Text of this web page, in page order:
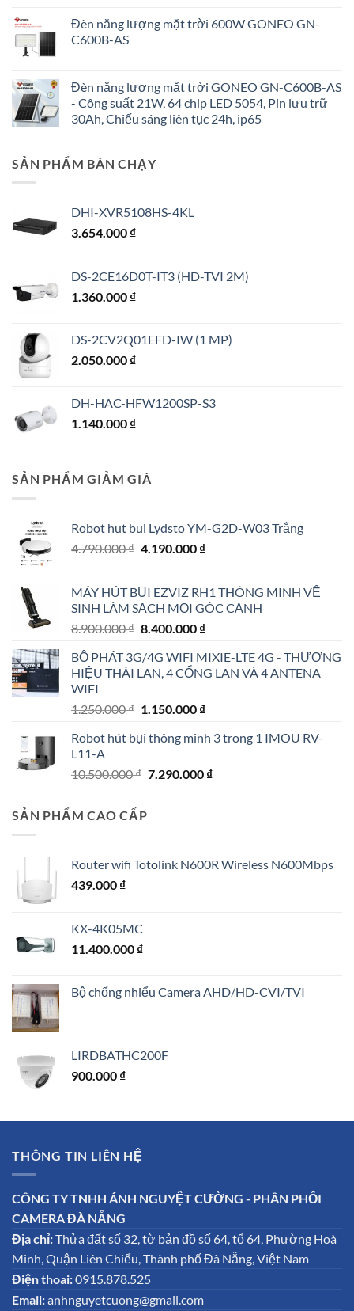
Đèn năng lượng mặt trời 600W GONEO GN-
C600B-AS
Đèn năng lượng mặt trời GONEO GN-C600B-AS
- Công suất 21W, 64 chip LED 5054, Pin lưu trữ
30Ah, Chiếu sáng liên tục 24h, ip65
SẢN PHẨM BÁN CHẠY
DHI-XVR5108HS-4KL
3.654.000 ₫
DS-2CE16D0T-IT3 (HD-TVI 2M)
1.360.000 ₫
DS-2CV2Q01EFD-IW (1 MP)
2.050.000 ₫
DH-HAC-HFW1200SP-S3
1.140.000 ₫
SẢN PHẨM GIẢM GIÁ
Robot hut bụi Lydsto YM-G2D-W03 Trắng
4.790.000₫ Giá
4.790.000 ₫.
4.190.000 ₫Giá
là:
4.190.000 ₫.
MÁY HÚT BỤI EZVIZ RH1 THÔNG MINH VỆ
SINH LÀM SẠCH MỌI GÓC CẠNH
8.900.000₫ Giá
là:
8.900.000 ₫.
8.400.000 ₫Giá
tại
là:
BỘ PHÁT 3G/4G WIFI MIXIE-LTE 4G - THƯƠNG
HIỆU THÁI LAN, 4 CỔNG LAN VÀ 4 ANTENA
WIFI
1.250.000₫ Giá
là:
1.150.000 ₫Giá
tại
1.150.000 ₫.
Robot hút bụi thông minh 3 trong 1 IMOU RV-
L11-A
10.500.000₫ Giá
7.290.000 ₫Giá
SẢN PHẨM CAO CẤP
Router wifi Totolink N600R Wireless N600Mbps
439.000 ₫
KX-4K05MC
11.400.000 ₫
Bộ chống nhiểu Camera AHD/HD-CVI/TVI
LIRDBATHC200F
900.000 ₫
THÔNG TIN LIÊN HỆ
CÔNG TY TNHH ÁNH NGUYỆT CƯỜNG - PHÂN PHỐI
CAMERA ĐÀ NẴNG
Địa chỉ:Thửa đất số 32, tờ bản đồ số 64, tổ 64, Phường Hoà
Minh, Quận Liên Chiểu, Thành phố Đà Nẵng, Việt Nam
Điện thoai:0915.878.525
Email:anhnguyetcuong@gmail.com